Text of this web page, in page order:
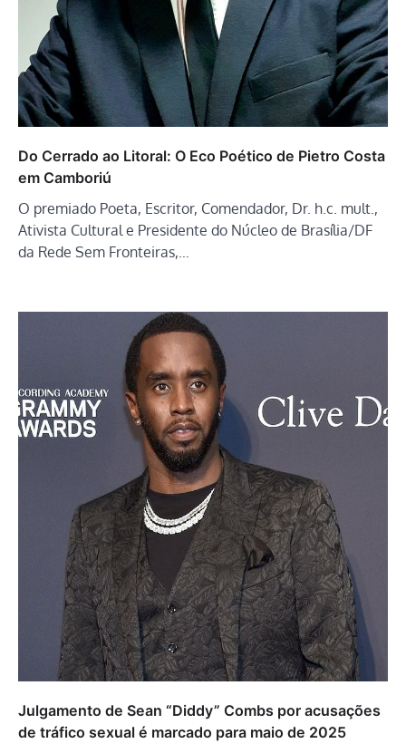
Do Cerrado ao Litoral: O Eco Poético de Pietro Costa
em Camboriú
O premiado Poeta, Escritor, Comendador, Dr. h.c. mult.,
Ativista Cultural e Presidente do Núcleo de Brasília/DF
da Rede Sem Fronteiras,…
Julgamento de Sean “Diddy” Combs por acusações
de tráfico sexual é marcado para maio de 2025